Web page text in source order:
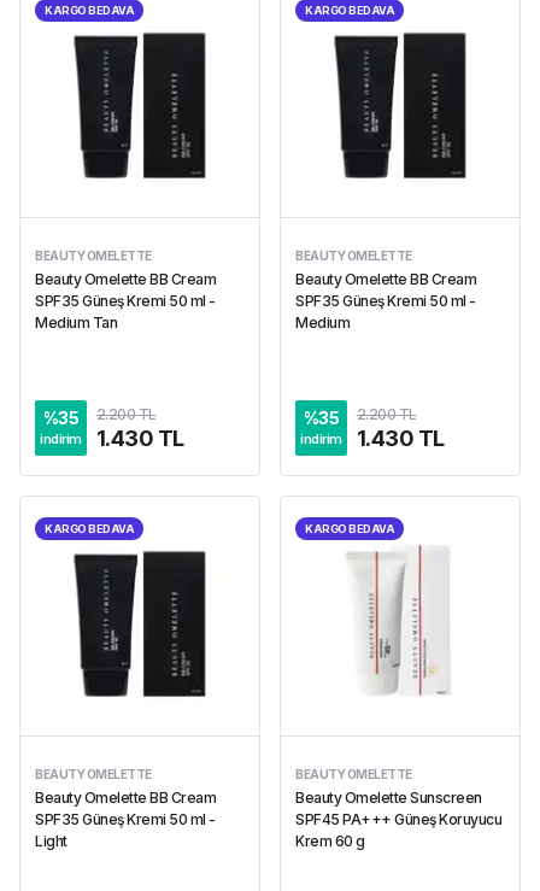
KARGO BEDAVA
BEAUTY OMELETTE
Beauty Omelette BB Cream
SPF35 Güneş Kremi 50 ml -
Medium Tan
%35
indirim
2.200 TL
1.430 TL
KARGO BEDAVA
BEAUTY OMELETTE
Beauty Omelette BB Cream
SPF35 Güneş Kremi 50 ml -
Medium
%35
indirim
2.200 TL
1.430 TL
KARGO BEDAVA
BEAUTY OMELETTE
Beauty Omelette BB Cream
SPF35 Güneş Kremi 50 ml -
Light
KARGO BEDAVA
BEAUTY OMELETTE
Beauty Omelette Sunscreen
SPF45 PA+++ Güneş Koruyucu
Krem 60 g